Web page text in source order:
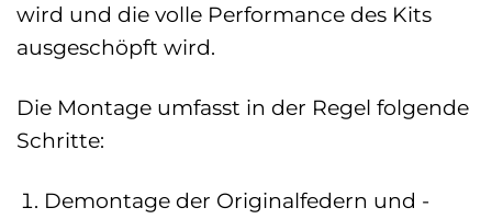
wird und die volle Performance des Kits
ausgeschöpft wird.
Die Montage umfasst in der Regel folgende
Schritte:
Demontage der Originalfedern und -